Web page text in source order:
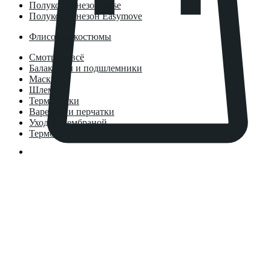
Полукомбинезон Base
Полукомбинезон Easymove
Флисовые костюмы
Смотреть всё
Балаклавы и подшлемники
Маски
Шлемы
Термоноски
Варежки и перчатки
Уход за мембраной
Термосы